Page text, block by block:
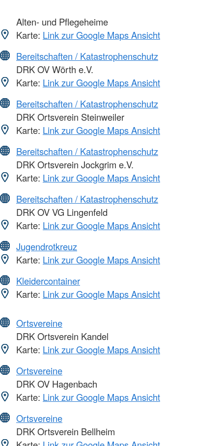
Alten- und Pflegeheime
Karte: Link zur Google Maps Ansicht
Bereitschaften / Katastrophenschutz
DRK OV Wörth e.V.
Karte: Link zur Google Maps Ansicht
Bereitschaften / Katastrophenschutz
DRK Ortsverein Steinweiler
Karte: Link zur Google Maps Ansicht
Bereitschaften / Katastrophenschutz
DRK Ortsverein Jockgrim e.V.
Karte: Link zur Google Maps Ansicht
Bereitschaften / Katastrophenschutz
DRK OV VG Lingenfeld
Karte: Link zur Google Maps Ansicht
Jugendrotkreuz
Karte: Link zur Google Maps Ansicht
Kleidercontainer
Karte: Link zur Google Maps Ansicht
Ortsvereine
DRK Ortsverein Kandel
Karte: Link zur Google Maps Ansicht
Ortsvereine
DRK OV Hagenbach
Karte: Link zur Google Maps Ansicht
Ortsvereine
DRK Ortsverein Bellheim